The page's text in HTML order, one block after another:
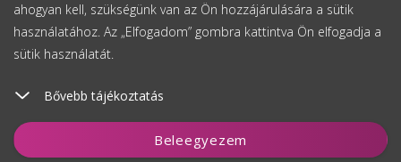
ahogyan kell, szükségünk van az Ön hozzájárulására a sütik
használatához. Az „Elfogadom” gombra kattintva Ön elfogadja a
sütik használatát.
Bővebb tájékoztatás
Beleegyezem
Kosárhoz ad